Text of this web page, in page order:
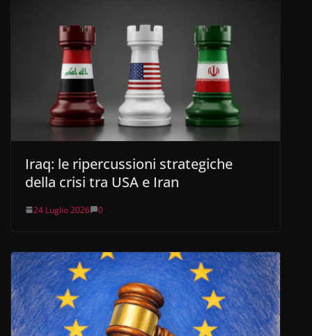
Iraq: le ripercussioni strategiche
della crisi tra USA e Iran
24 Luglio 2026 0